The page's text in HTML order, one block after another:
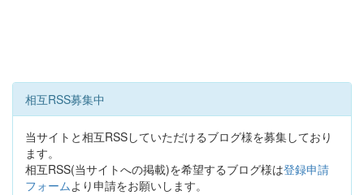
相互RSS募集中
当サイトと相互RSSしていただけるブログ様を募集しており
ます。
相互RSS(当サイトへの掲載)を希望するブログ様は登録申請
フォームより申請をお願いします。